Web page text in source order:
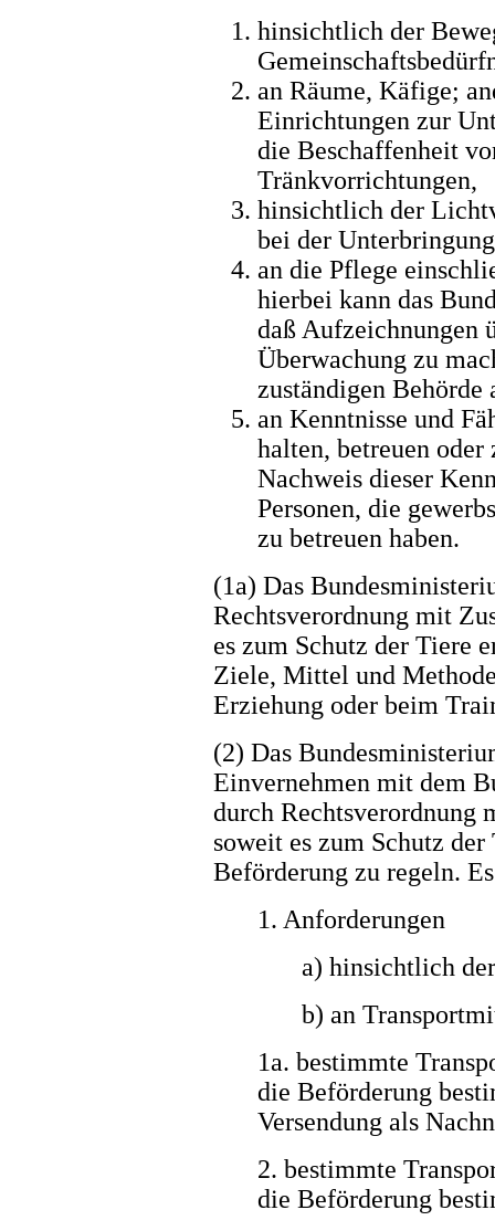
hinsichtlich der
an Räume, Käfige;
Einrichtungen zur
die Beschaffenheit
Tränkvorrichtungen,
hinsichtlich der
bei der
an die Pflege
hierbei kann das
daß Aufzeichnungen
Überwachung zu
zuständigen Behörde
an Kenntnisse und
halten, betreuen oder
Nachweis dieser
Personen, die
zu betreuen haben.
(1a) Das
Rechtsverordnung mit
es zum Schutz der Tiere
Ziele, Mittel und
Erziehung oder beim
(2) Das
Einvernehmen mit dem
durch Rechtsverordnung
soweit es zum Schutz
Beförderung zu regeln.
1. Anforderungen
a) hinsichtlich
b) an
1a. bestimmte
die Beförderung
Versendung als
2. bestimmte
die Beförderung